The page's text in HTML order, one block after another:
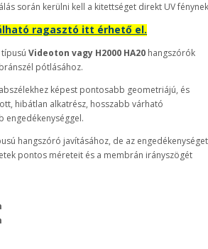
során kerülni kell a kitettséget direkt UV
ragasztó itt érhető el.
Videoton vagy H2000 HA20 hangszórók
pótlásához.
képest pontosabb geometriájú, és
hibátlan alkatrész, hosszabb várható
engedékenységgel.
hangszóró javításához, de az
pontos méreteit és a membrán irányszögét